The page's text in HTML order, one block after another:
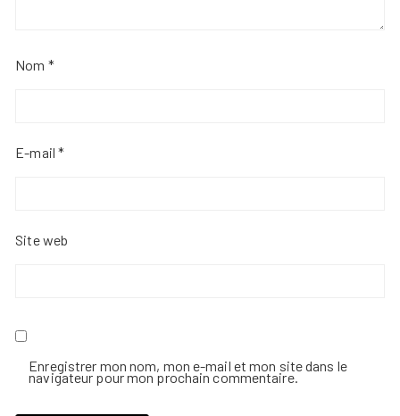
Nom *
E-mail*
Site web
Enregistrer mon nom, mon e-mail et mon site dans le
navigateur pour mon prochain commentaire.